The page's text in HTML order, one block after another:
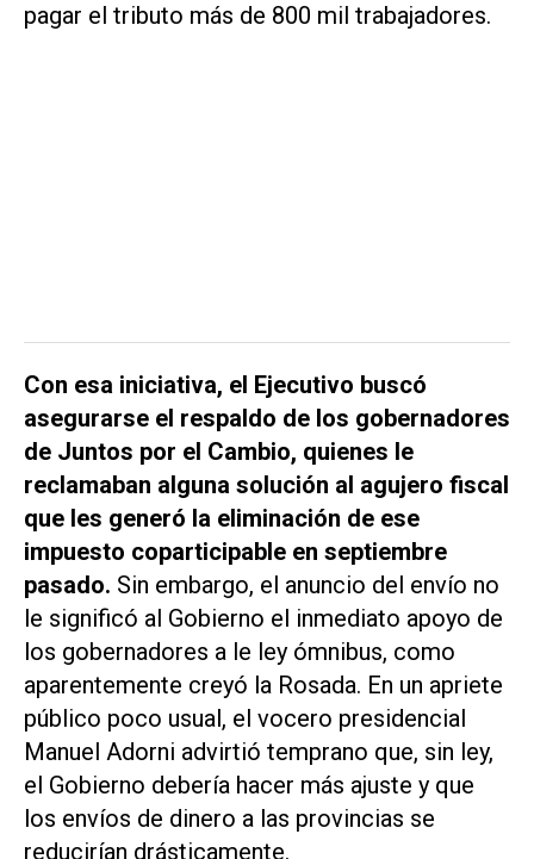
pagar el tributo más de 800 mil trabajadores.
Con esa iniciativa, el Ejecutivo buscó
asegurarse el respaldo de los gobernadores
de Juntos por el Cambio, quienes le
reclamaban alguna solución al agujero fiscal
que les generó la eliminación de ese
impuesto coparticipable en septiembre
pasado. Sin embargo, el anuncio del envío no
le significó al Gobierno el inmediato apoyo de
los gobernadores a le ley ómnibus, como
aparentemente creyó la Rosada. En un apriete
público poco usual, el vocero presidencial
Manuel Adorni advirtió temprano que, sin ley,
el Gobierno debería hacer más ajuste y que
los envíos de dinero a las provincias se
reducirían drásticamente.